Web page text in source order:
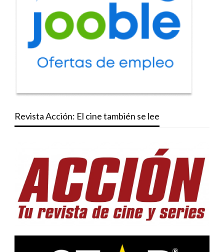
Revista Acción: El cine también se lee